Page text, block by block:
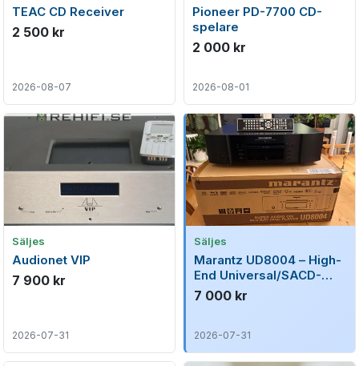
TEAC CD Receiver
2 500 kr
2026-08-07
Pioneer PD-7700 CD-
spelare
2 000 kr
2026-08-01
Säljes
Audionet VIP
7 900 kr
2026-07-31
Säljes
Marantz UD8004 – High-
End Universal/SACD-
spelare (Komplett m.
originalkartong)
7 000 kr
2026-07-31